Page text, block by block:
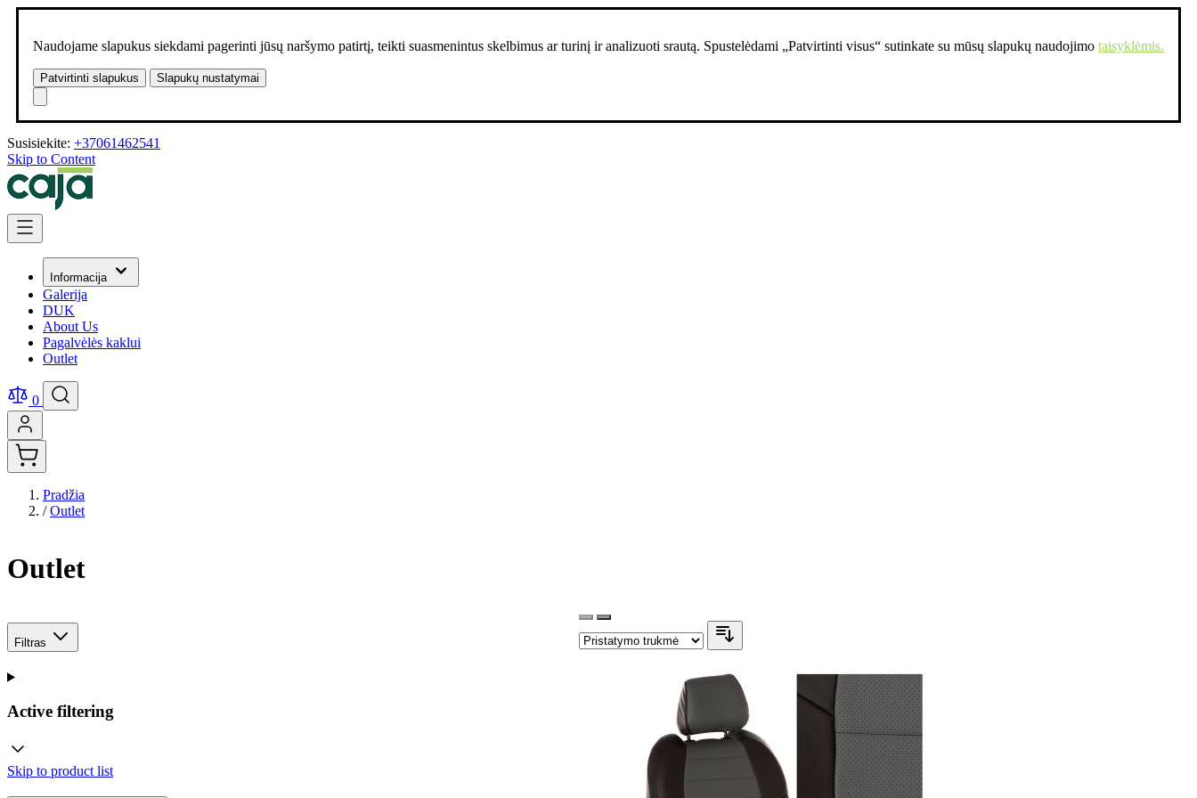
Naudojame slapukus siekdami pagerinti jūsų naršymo patirtį, teikti suasmenintus skelbimus ar turinį ir analizuoti srautą. Spustelėdami „Patvirtinti visus“ sutinkate su mūsų slapukų naudojimo taisyklėmis.
Patvirtinti slapukus Slapukų nustatymai
Susisiekite: +37061462541
Skip to Content
Informacija
Galerija
DUK
About Us
Pagalvėlės kaklui
Outlet
0
Pradžia
/ Outlet
Outlet
Filtras
Active filtering
Skip to product list